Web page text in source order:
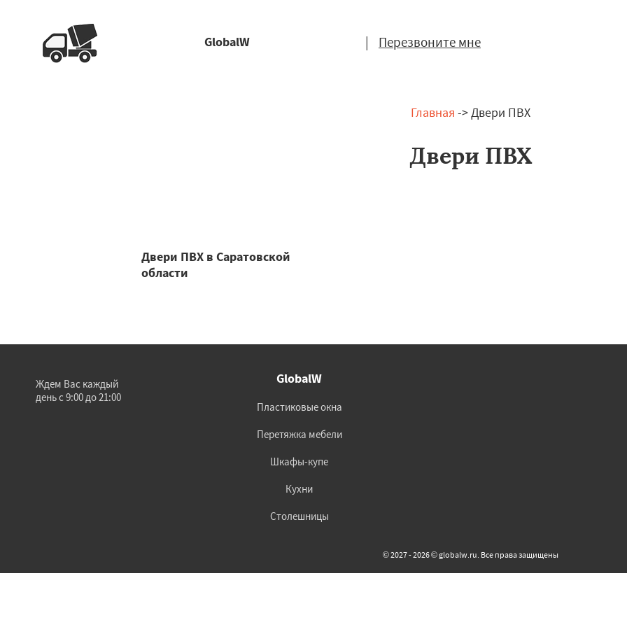
GlobalW | Перезвоните мне
Главная -> Двери ПВХ
Двери ПВХ
Двери ПВХ в Саратовской
области
Ждем Вас каждый
день с 9:00 до 21:00
GlobalW
Пластиковые окна
Перетяжка мебели
Шкафы-купе
Кухни
Столешницы
© 2027 - 2026 © globalw.ru. Все права защищены